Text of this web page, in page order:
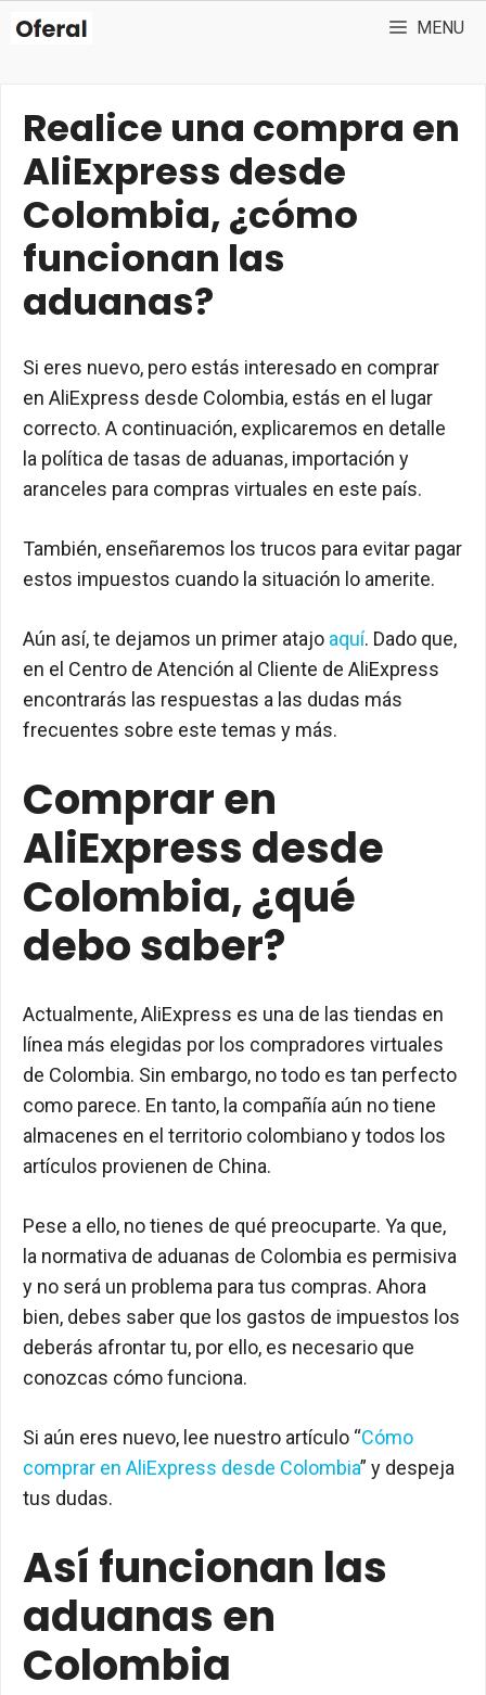
Saltar
MENU
Realice una compra en
AliExpress desde
Colombia, ¿cómo
funcionan las
aduanas?
Si eres nuevo, pero estás interesado en comprar
en AliExpress desde Colombia, estás en el lugar
correcto. A continuación, explicaremos en detalle
la política de tasas de aduanas, importación y
aranceles para compras virtuales en este país.
También, enseñaremos los trucos para evitar pagar
estos impuestos cuando la situación lo amerite.
Aún así, te dejamos un primer atajo aquí. Dado que,
en el Centro de Atención al Cliente de AliExpress
encontrarás las respuestas a las dudas más
frecuentes sobre este temas y más.
Comprar en
AliExpress desde
Colombia, ¿qué
debo saber?
Actualmente, AliExpress es una de las tiendas en
línea más elegidas por los compradores virtuales
de Colombia. Sin embargo, no todo es tan perfecto
como parece. En tanto, la compañía aún no tiene
almacenes en el territorio colombiano y todos los
artículos provienen de China.
Pese a ello, no tienes de qué preocuparte. Ya que,
la normativa de aduanas de Colombia es permisiva
y no será un problema para tus compras. Ahora
bien, debes saber que los gastos de impuestos los
deberás afrontar tu, por ello, es necesario que
conozcas cómo funciona.
Si aún eres nuevo, lee nuestro artículo “Cómo
comprar en AliExpress desde Colombia” y despeja
tus dudas.
Así funcionan las
aduanas en
Colombia